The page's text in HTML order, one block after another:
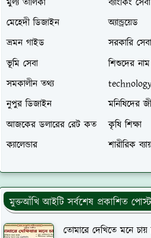
মেহেদী ডিজাইন
অ্যান্ড্রয়েড
ভ্রমন গাইড
সরকারি সেবা
ভূমি সেবা
শিশুদের নাম
সমকালীন তথ্য
নুপুর ডিজাইন
মনিষিদের
আজকের ডলারের রেট কত
কৃষি শিক্ষা
ক্যালেন্ডার
শারীরিক
মুক্তআঁখি আইটি সর্বশেষ প্রকাশিত
তোমারে দেখিতে মনে চায়